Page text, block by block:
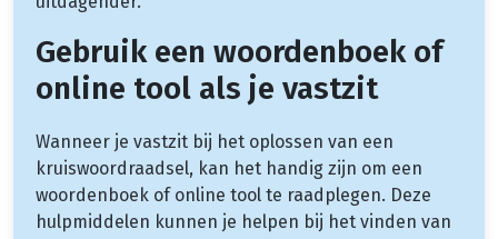
Gebruik een woordenboek of
online tool als je vastzit
Wanneer je vastzit bij het oplossen van een
kruiswoordraadsel, kan het handig zijn om een
woordenboek of online tool te raadplegen. Deze
hulpmiddelen kunnen je helpen bij het vinden van